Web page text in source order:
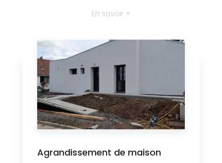
En savoir +
Agrandissement de maison